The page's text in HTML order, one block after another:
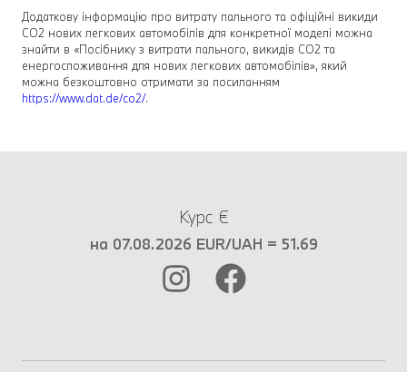
Додаткову інформацію про витрату пального та офіційні викиди
CO2 нових легкових автомобілів для конкретної моделі можна
знайти в «Посібнику з витрати пального, викидів CO2 та
енергоспоживання для нових легкових автомобілів», який
можна безкоштовно отримати за посиланням
https://www.dat.de/co2/.
Курс €
на 07.08.2026 EUR/UAH = 51.69